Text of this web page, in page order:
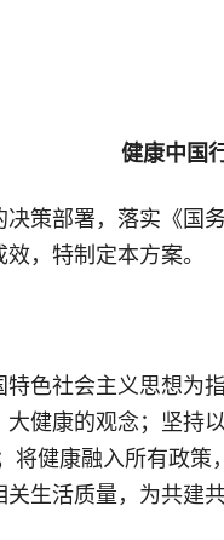
健康中国
策部署，落实《国
，特制定本方案。
特色社会主义思想
健康的观念；坚持
将健康融入所有政
生活质量，为共建